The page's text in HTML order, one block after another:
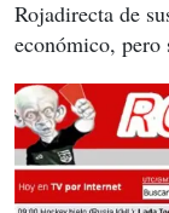
Rojadirecta de
económico, pero